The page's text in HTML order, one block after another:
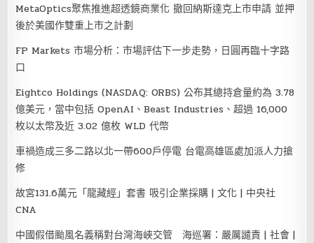
MetaOptics聚焦推進超透鏡商業化 撤回納斯達克上市申請 並押
後於美國作雙重上市之計劃
FP Markets 市場分析：市場評估下一步走勢，日圓再臨十字路
口
Eightco Holdings (NASDAQ: ORBS) 公布其總持倉量約為 3.78
億美元，當中包括 OpenAI、Beast Industries、超過 16,000
枚以太幣及近 3.02 億枚 WLD 代幣
車禍造成三多二路以北一帶600戶停電 台電高雄區處加派人力搶
修
故宮131.6萬元「龍藏經」套書 吸引企業採購 | 文化 | 中央社
CNA
中國假借颱風名義稱對台灣海峽交管 海巡署：嚴厲譴責 | 社會 |